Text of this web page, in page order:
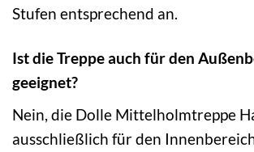
Stufen entsprechend an.
Ist die Treppe auch für den
geeignet?
Nein, die Dolle Mittelholmtreppe
ausschließlich für den